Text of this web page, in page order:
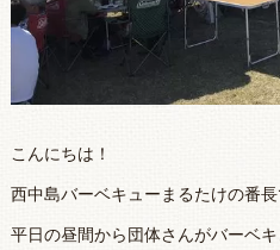
こんにちは！
西中島バーベキューまるたけの番長
平日の昼間から団体さんがバーベ